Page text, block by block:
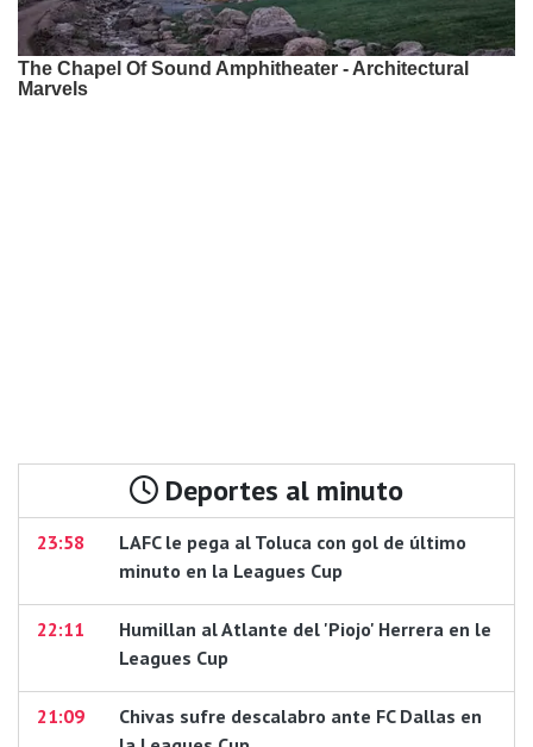
Deportes al minuto
23:58
LAFC le pega al Toluca con gol de último
minuto en la Leagues Cup
22:11
Humillan al Atlante del 'Piojo' Herrera en le
Leagues Cup
21:09
Chivas sufre descalabro ante FC Dallas en